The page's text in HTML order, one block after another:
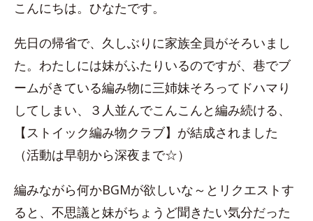
こんにちは。ひなたです。
先日の帰省で、久しぶりに家族全員がそろいまし
た。わたしには妹がふたりいるのですが、巷でブ
ームがきている編み物に三姉妹そろってドハマり
してしまい、３人並んでこんこんと編み続ける、
【ストイック編み物クラブ】が結成されました
（活動は早朝から深夜まで☆）
編みながら何かBGMが欲しいな～とリクエストす
ると、不思議と妹がちょうど聞きたい気分だった